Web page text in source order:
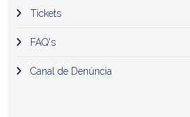
Tickets
FAQ's
Canal de Denúncia